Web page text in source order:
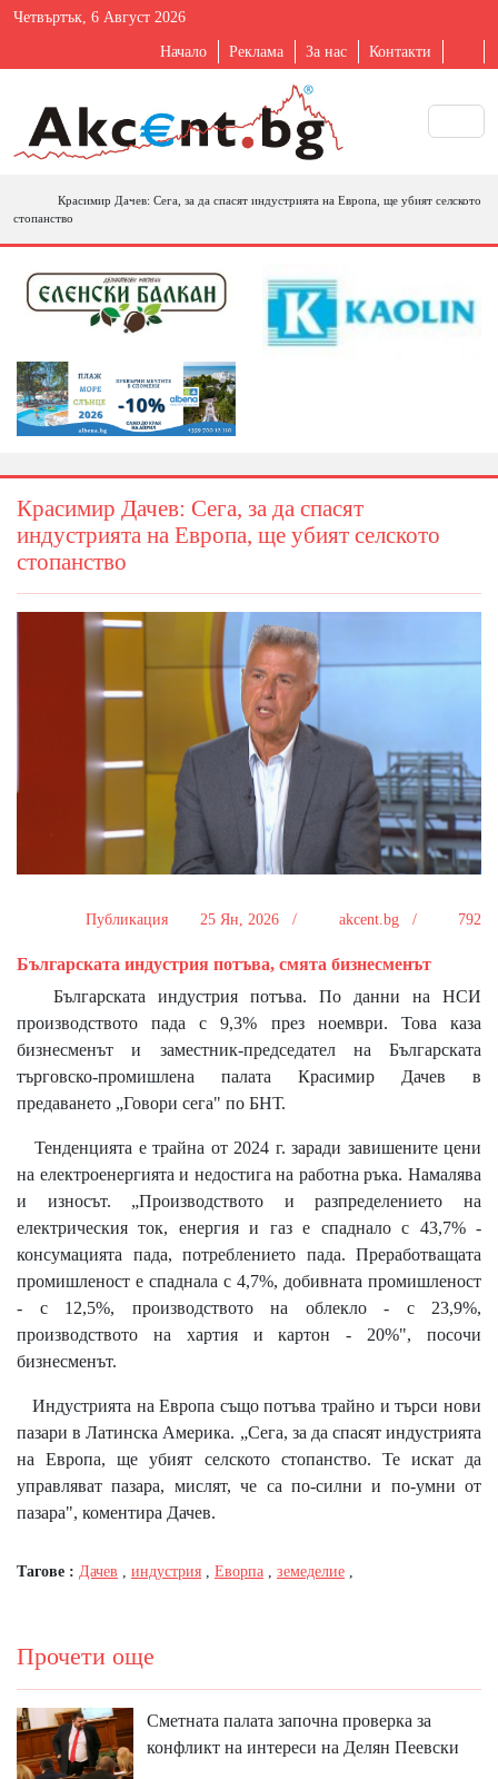
Четвъртък, 6 Август 2026
Начало Реклама За нас Контакти
Красимир Дачев: Сега, за да спасят индустрията на Европа, ще убият селското
стопанство
Красимир Дачев: Сега, за да спасят
индустрията на Европа, ще убият селското
стопанство
Публикация 25 Ян, 2026 / akcent.bg / 792
Българската индустрия потъва, смята бизнесменът
Българската индустрия потъва. По данни на НСИ
производството пада с 9,3% през ноември. Това каза
бизнесменът и заместник-председател на Българската
търговско-промишлена палата Красимир Дачев в
предаването „Говори сега" по БНТ.
Тенденцията е трайна от 2024 г. заради завишените цени
на електроенергията и недостига на работна ръка. Намалява
и износът. „Производството и разпределението на
електрическия ток, енергия и газ е спаднало с 43,7% -
консумацията пада, потреблението пада. Преработващата
промишленост е спаднала с 4,7%, добивната промишленост
- с 12,5%, производството на облекло - с 23,9%,
производството на хартия и картон - 20%", посочи
бизнесменът.
Индустрията на Европа също потъва трайно и търси нови
пазари в Латинска Америка. „Сега, за да спасят индустрията
на Европа, ще убият селското стопанство. Те искат да
управляват пазара, мислят, че са по-силни и по-умни от
пазара", коментира Дачев.
Тагове : Дачев индустрия Еворпа земеделие
Прочети още
Сметната палата започна проверка за
конфликт на интереси на Делян Пеевски